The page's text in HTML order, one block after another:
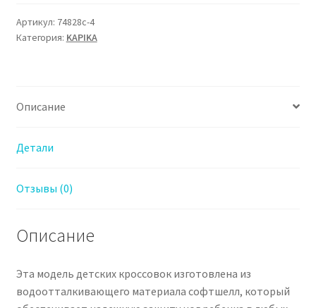
Капика
для
Артикул: 74828с-4
Категория: KAPIKA
Описание
Детали
Отзывы (0)
Описание
Эта модель детских кроссовок изготовлена из
водоотталкивающего материала софтшелл, который